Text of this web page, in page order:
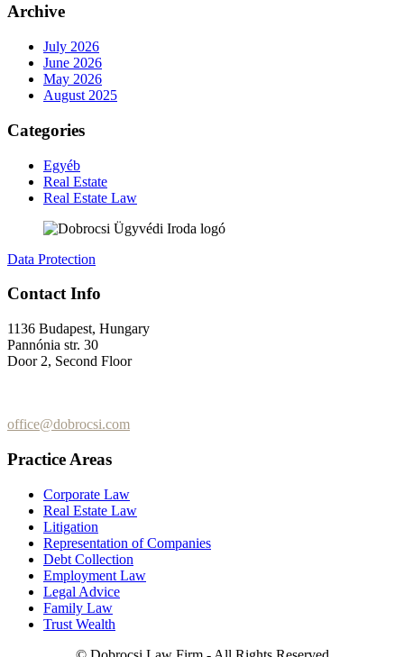
Archive
July 2026
June 2026
May 2026
August 2025
Categories
Egyéb
Real Estate
Real Estate Law
Data Protection
Contact Info
1136 Budapest, Hungary
Pannónia str. 30
Door 2, Second Floor
office@dobrocsi.com
Practice Areas
Corporate Law
Real Estate Law
Litigation
Representation of Companies
Debt Collection
Employment Law
Legal Advice
Family Law
Trust Wealth